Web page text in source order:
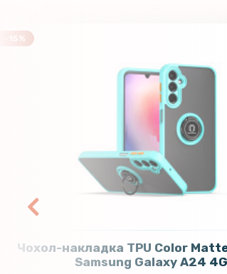
-15%
Чохол-накладка TPU Color
Samsung Galaxy A24 4G